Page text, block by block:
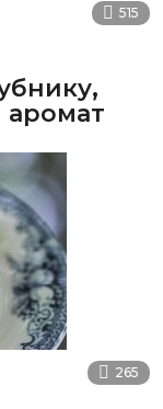
515
аромат
265